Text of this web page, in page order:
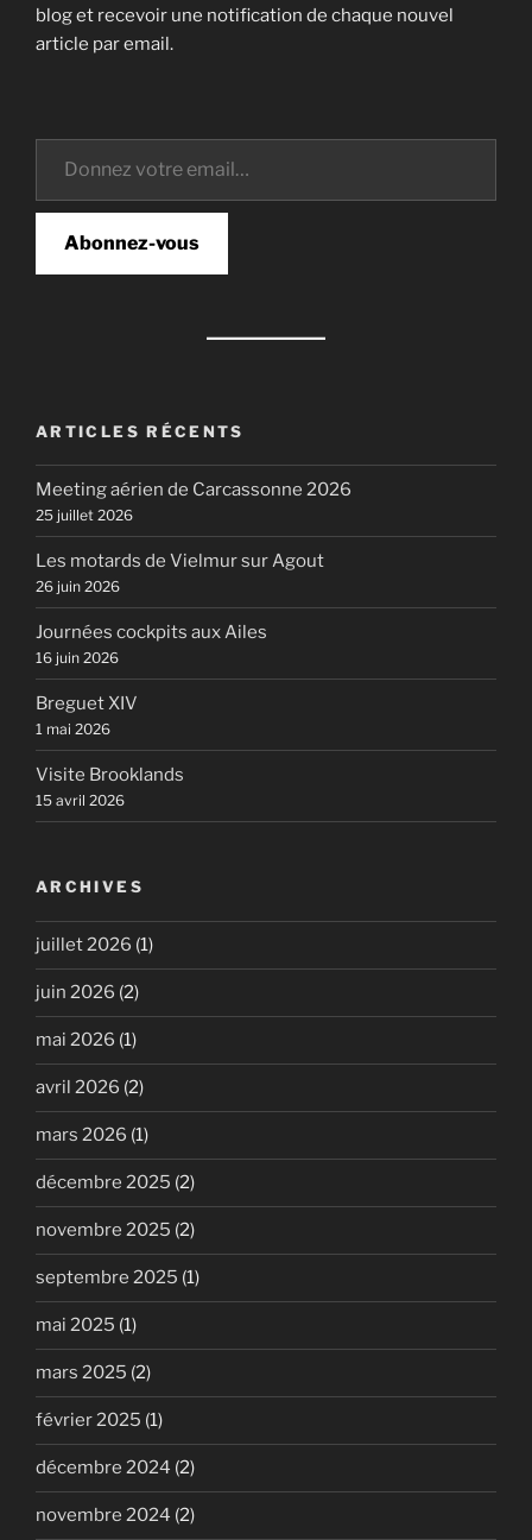
blog et recevoir une notification de chaque nouvel
article par email.
Donnez votre email…
Abonnez-vous
ARTICLES RÉCENTS
Meeting aérien de Carcassonne 2026
25 juillet 2026
Les motards de Vielmur sur Agout
26 juin 2026
Journées cockpits aux Ailes
16 juin 2026
Breguet XIV
1 mai 2026
Visite Brooklands
15 avril 2026
ARCHIVES
juillet 2026 (1)
juin 2026 (2)
mai 2026 (1)
avril 2026 (2)
mars 2026 (1)
décembre 2025 (2)
novembre 2025 (2)
septembre 2025 (1)
mai 2025 (1)
mars 2025 (2)
février 2025 (1)
décembre 2024 (2)
novembre 2024 (2)